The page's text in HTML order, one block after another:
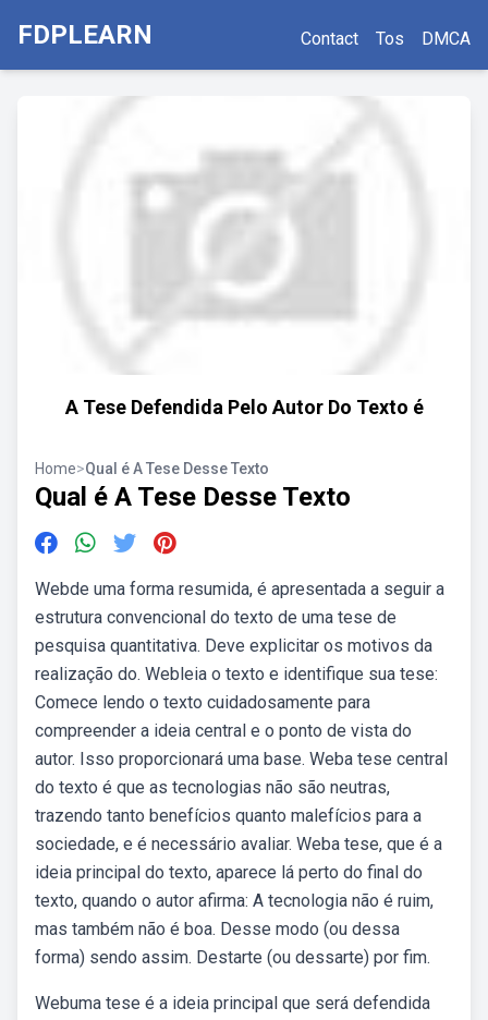
FDPLEARN Contact Tos DMCA
A Tese Defendida Pelo Autor Do Texto é
Home>Qual é A Tese Desse Texto
Qual é A Tese Desse Texto
Webde uma forma resumida, é apresentada a seguir a
estrutura convencional do texto de uma tese de
pesquisa quantitativa. Deve explicitar os motivos da
realização do. Webleia o texto e identifique sua tese:
Comece lendo o texto cuidadosamente para
compreender a ideia central e o ponto de vista do
autor. Isso proporcionará uma base. Weba tese central
do texto é que as tecnologias não são neutras,
trazendo tanto benefícios quanto malefícios para a
sociedade, e é necessário avaliar. Weba tese, que é a
ideia principal do texto, aparece lá perto do final do
texto, quando o autor afirma: A tecnologia não é ruim,
mas também não é boa. Desse modo (ou dessa
forma) sendo assim. Destarte (ou dessarte) por fim.
Webuma tese é a ideia principal que será defendida